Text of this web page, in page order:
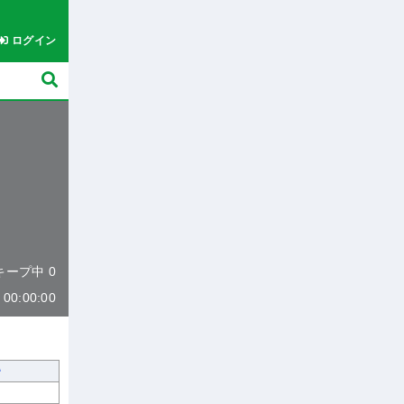
ログイン
ープ中 0
00:00:00